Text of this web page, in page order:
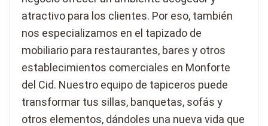
atractivo para los clientes. Por eso, también
nos especializamos en el tapizado de
mobiliario para restaurantes, bares y otros
establecimientos comerciales en Monforte
del Cid. Nuestro equipo de tapiceros puede
transformar tus sillas, banquetas, sofás y
otros elementos, dándoles una nueva vida que